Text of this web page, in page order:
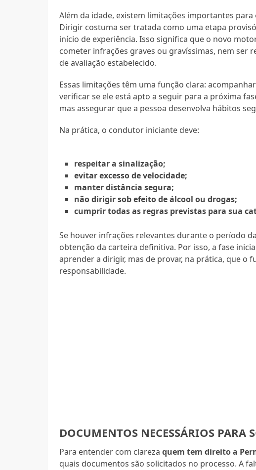
Além da idade, existem limitações importantes
Dirigir costuma ser tratada como uma etapa
início de experiência. Isso significa que o novo
cometer infrações graves ou gravíssimas, nem
de avaliação estabelecido.
Essas limitações têm uma função clara:
verificar se ele está apto a seguir para a próxima
mas assegurar que a pessoa desenvolva hábitos
Na prática, o condutor iniciante deve:
respeitar a sinalização;
evitar excesso de velocidade;
manter distância segura;
não dirigir sob efeito de álcool ou drogas;
cumprir todas as regras previstas para sua
Se houver infrações relevantes durante o período
obtenção da carteira definitiva. Por isso, a fase
aprender a dirigir, mas de provar, na prática, que o
responsabilidade.
DOCUMENTOS NECESSÁRIOS PARA
Para entender com clarezaquem tem direito a
quais documentos são solicitados no processo. A